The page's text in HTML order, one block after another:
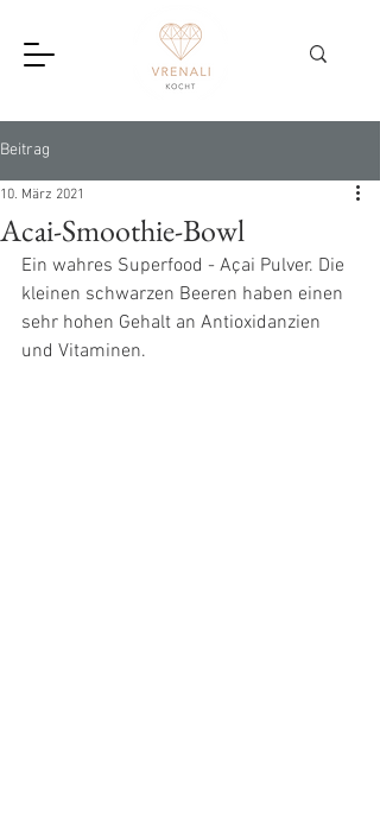
Beitrag
Acai-Smoothie-Bowl
10. März 2021
Ein wahres Superfood - Açai Pulver. Die
kleinen schwarzen Beeren haben einen
sehr hohen Gehalt an Antioxidanzien
und Vitaminen.